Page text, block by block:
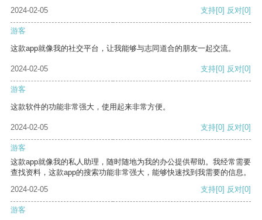
2024-02-05
支持[0] 反对[0]
游客
这款app就像我的社交平台，让我能够与志同道合的朋友一起交流。
2024-02-05 支持[0] 反对[0]
游客
这款软件的功能非常强大，使用起来非常方便。
2024-02-05 支持[0] 反对[0]
游客
这款app就像我的私人助理，随时随地为我的办公提供帮助。我经常需要
查找资料，这款app的搜索功能非常强大，能够快速找到我需要的信息。
2024-02-05
支持[0] 反对[0]
游客